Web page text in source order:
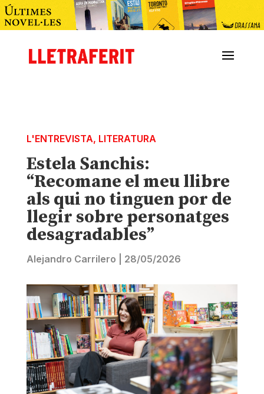
L'ENTREVISTA, LITERATURA
Estela Sanchis:
“Recomane el meu llibre
als qui no tinguen por de
llegir sobre personatges
desagradables”
Alejandro Carrilero 28/05/2026